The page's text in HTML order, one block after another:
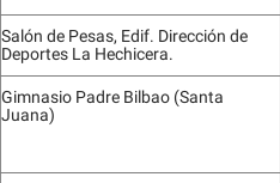
Salón de Pesas, Edif. Dirección de
Deportes La Hechicera.
Gimnasio Padre Bilbao (Santa
Juana)